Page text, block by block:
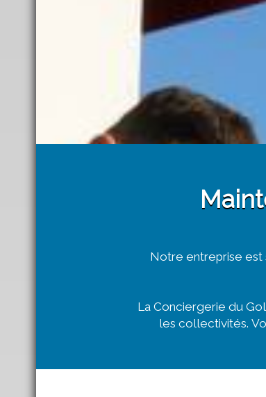
Notre entreprise est
La Conciergerie du
les collectivités.